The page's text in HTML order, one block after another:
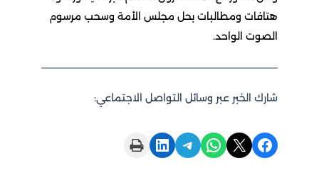
هتافات ومطالبات بحل مجلس الأمة وسحب مرسوم
الصوت الواحد.
شارك الخبر عبر وسائل التواصل الاجتماعي:
Share on Facebook
Share on X
Share on WhatsApp
Share on Telegram
Share on LinkedIn
Print this Page